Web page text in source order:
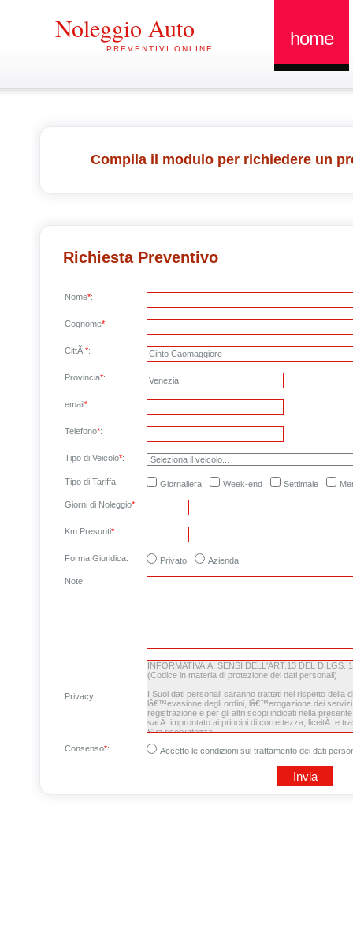
Noleggio Auto
PREVENTIVI ONLINE home
Compila il modulo per richiedere un
Richiesta Preventivo
Nome*:
Cognome*:
CittÃ *:
Provincia*:
email*:
Telefono*:
Tipo di Veicolo*:
Tipo di Tariffa: Giornaliera Week-end Settimale
Giorni di Noleggio*:
Km Presunti*:
Forma Giuridica: Privato Azienda
Note:
Privacy
Consenso*: Accetto le condizioni sul trattamento dei dati